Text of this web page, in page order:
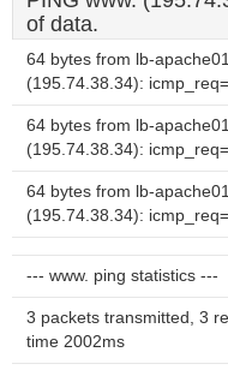
of data.
64 bytes from lb-
(195.74.38.34):
64 bytes from lb-
(195.74.38.34):
64 bytes from lb-
(195.74.38.34):
--- www. ping statistics ---
3 packets transmitted, 3
time 2002ms